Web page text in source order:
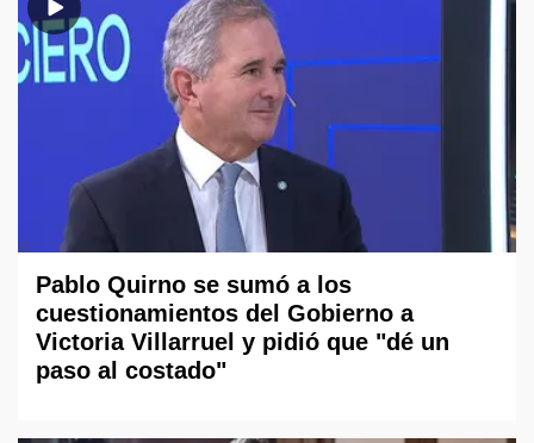
Pablo Quirno se sumó a los
cuestionamientos del Gobierno a
Victoria Villarruel y pidió que "dé un
paso al costado"